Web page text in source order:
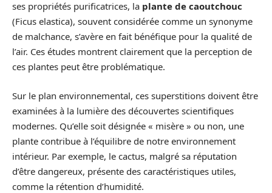
ses propriétés purificatrices, la plante de caoutchouc
(Ficus elastica), souvent considérée comme un synonyme
de malchance, s’avère en fait bénéfique pour la qualité de
l’air. Ces études montrent clairement que la perception de
ces plantes peut être problématique.
Sur le plan environnemental, ces superstitions doivent être
examinées à la lumière des découvertes scientifiques
modernes. Qu’elle soit désignée « misère » ou non, une
plante contribue à l’équilibre de notre environnement
intérieur. Par exemple, le cactus, malgré sa réputation
d’être dangereux, présente des caractéristiques utiles,
comme la rétention d’humidité.